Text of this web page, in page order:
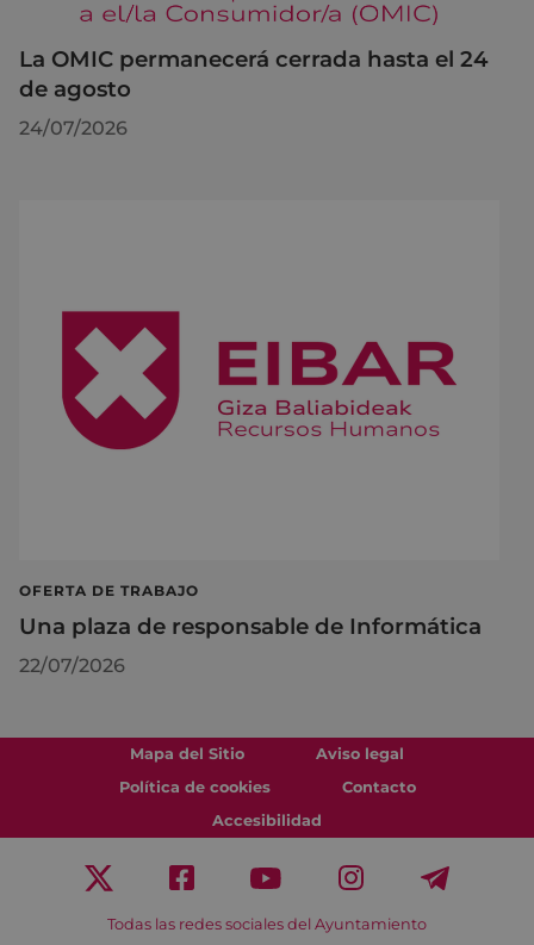
La OMIC permanecerá cerrada hasta el 24
de agosto
24/07/2026
OFERTA DE TRABAJO
Una plaza de responsable de Informática
22/07/2026
Mapa del Sitio
Aviso legal
Política de cookies
Contacto
Accesibilidad
Todas las redes sociales del Ayuntamiento